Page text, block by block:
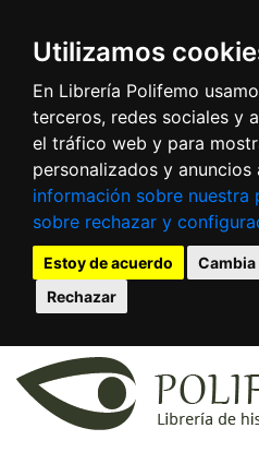
Utilizamos
En Librería Polifemo
terceros, redes sociales y
el tráfico web y para
personalizados y anuncios
información sobre
sobre rechazar y
Estoy de acuerdo
Rechazar